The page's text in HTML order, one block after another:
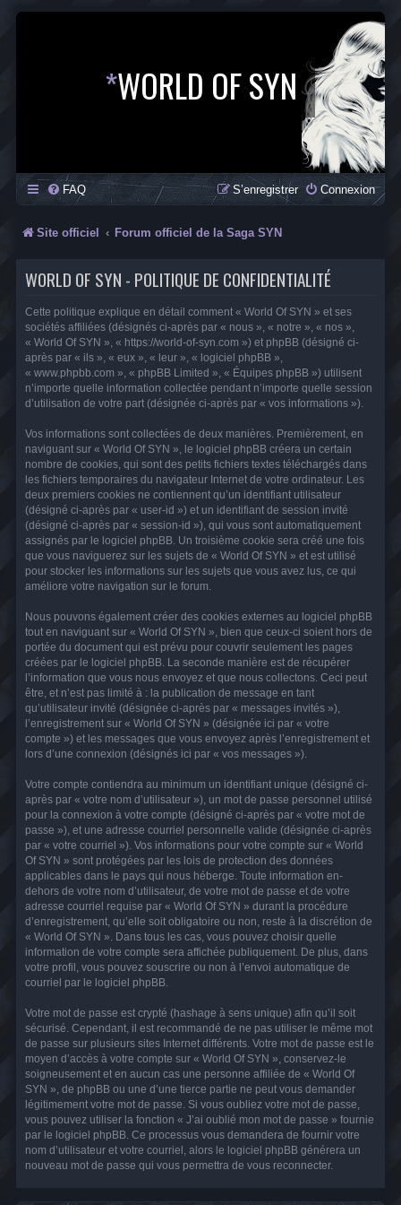
*WORLD OF SYN
FAQ Connexion
S’enregistrer
Site officiel Forum officiel de la Saga SYN
WORLD OF SYN - POLITIQUE DE CONFIDENTIALITÉ
Cette politique explique en détail comment « World Of SYN » et ses
sociétés affiliées (désignés ci-après par « nous », « notre », « nos »,
« World Of SYN », « https://world-of-syn.com ») et phpBB (désigné ci-
après par « ils », « eux », « leur », « logiciel phpBB »,
« www.phpbb.com », « phpBB Limited », « Équipes phpBB ») utilisent
n’importe quelle information collectée pendant n’importe quelle session
d’utilisation de votre part (désignée ci-après par « vos informations »).
Vos informations sont collectées de deux manières. Premièrement, en
naviguant sur « World Of SYN », le logiciel phpBB créera un certain
nombre de cookies, qui sont des petits fichiers textes téléchargés dans
les fichiers temporaires du navigateur Internet de votre ordinateur. Les
deux premiers cookies ne contiennent qu’un identifiant utilisateur
(désigné ci-après par « user-id ») et un identifiant de session invité
(désigné ci-après par « session-id »), qui vous sont automatiquement
assignés par le logiciel phpBB. Un troisième cookie sera créé une fois
que vous naviguerez sur les sujets de « World Of SYN » et est utilisé
pour stocker les informations sur les sujets que vous avez lus, ce qui
améliore votre navigation sur le forum.
Nous pouvons également créer des cookies externes au logiciel phpBB
tout en naviguant sur « World Of SYN », bien que ceux-ci soient hors de
portée du document qui est prévu pour couvrir seulement les pages
créées par le logiciel phpBB. La seconde manière est de récupérer
l’information que vous nous envoyez et que nous collectons. Ceci peut
être, et n’est pas limité à : la publication de message en tant
qu’utilisateur invité (désignée ci-après par « messages invités »),
l’enregistrement sur « World Of SYN » (désignée ici par « votre
compte ») et les messages que vous envoyez après l’enregistrement et
lors d’une connexion (désignés ici par « vos messages »).
Votre compte contiendra au minimum un identifiant unique (désigné ci-
après par « votre nom d’utilisateur »), un mot de passe personnel utilisé
pour la connexion à votre compte (désigné ci-après par « votre mot de
passe »), et une adresse courriel personnelle valide (désignée ci-après
par « votre courriel »). Vos informations pour votre compte sur « World
Of SYN » sont protégées par les lois de protection des données
applicables dans le pays qui nous héberge. Toute information en-
dehors de votre nom d’utilisateur, de votre mot de passe et de votre
adresse courriel requise par « World Of SYN » durant la procédure
d’enregistrement, qu’elle soit obligatoire ou non, reste à la discrétion de
« World Of SYN ». Dans tous les cas, vous pouvez choisir quelle
information de votre compte sera affichée publiquement. De plus, dans
votre profil, vous pouvez souscrire ou non à l’envoi automatique de
courriel par le logiciel phpBB.
Votre mot de passe est crypté (hashage à sens unique) afin qu’il soit
sécurisé. Cependant, il est recommandé de ne pas utiliser le même mot
de passe sur plusieurs sites Internet différents. Votre mot de passe est le
moyen d’accès à votre compte sur « World Of SYN », conservez-le
soigneusement et en aucun cas une personne affiliée de « World Of
SYN », de phpBB ou une d’une tierce partie ne peut vous demander
légitimement votre mot de passe. Si vous oubliez votre mot de passe,
vous pouvez utiliser la fonction « J’ai oublié mon mot de passe » fournie
par le logiciel phpBB. Ce processus vous demandera de fournir votre
nom d’utilisateur et votre courriel, alors le logiciel phpBB générera un
nouveau mot de passe qui vous permettra de vous reconnecter.